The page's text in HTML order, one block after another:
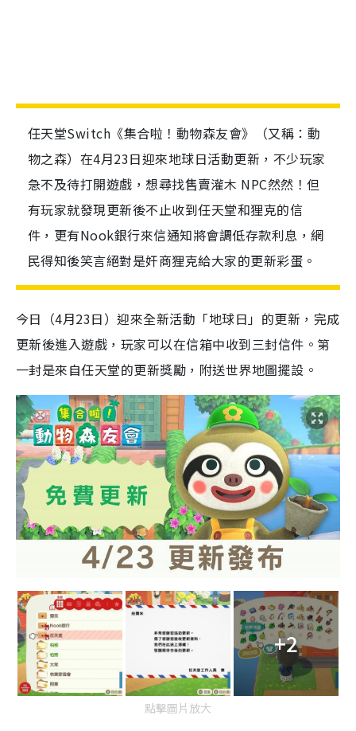
任天堂Switch《集合啦！動物森友會》（又稱：動
物之森）在4月23日迎來地球日活動更新，不少玩家
急不及待打開遊戲，想尋找售賣灌木 NPC然然！但
有玩家就發現更新後不止收到任天堂和狸克的信
件，更有Nook銀行來信通知將會調低存款利息，網
民得知後笑言絕對是奸商狸克給大家的更新彩蛋。
今日（4月23日）迎來全新活動「地球日」的更新，完成
更新後進入遊戲，玩家可以在信箱中收到三封信件。第
一封是來自任天堂的更新獎勵，附送世界地圖擺設。
+2
點擊圖片放大